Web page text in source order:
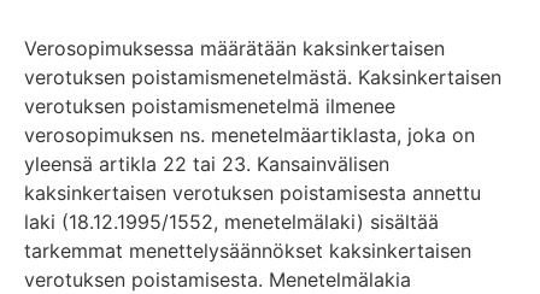
Verosopimuksessa määrätään kaksinkertaisen
verotuksen poistamismenetelmästä. Kaksinkertaisen
verotuksen poistamismenetelmä ilmenee
verosopimuksen ns. menetelmäartiklasta, joka on
yleensä artikla 22 tai 23. Kansainvälisen
kaksinkertaisen verotuksen poistamisesta annettu
laki (18.12.1995/1552, menetelmälaki) sisältää
tarkemmat menettelysäännökset kaksinkertaisen
verotuksen poistamisesta. Menetelmälakia